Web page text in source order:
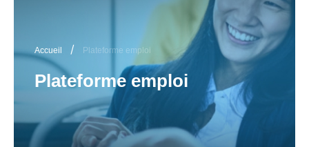
Accueil / Plateforme emploi
Plateforme emploi